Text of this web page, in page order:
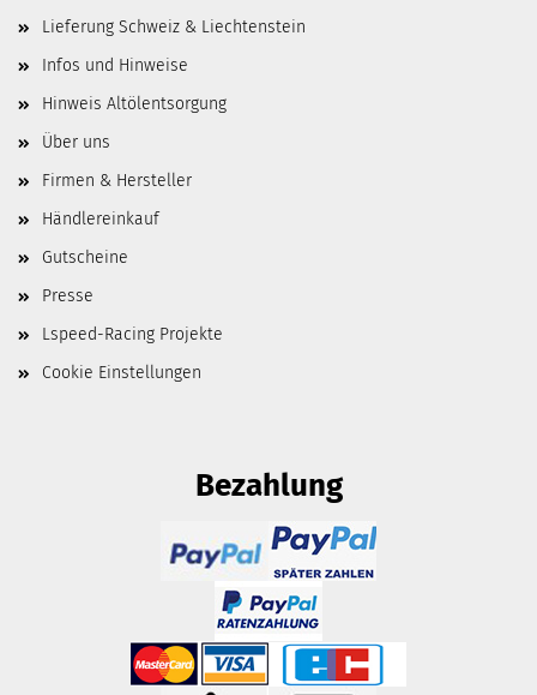
Lieferung Schweiz & Liechtenstein
Infos und Hinweise
Hinweis Altölentsorgung
Über uns
Firmen & Hersteller
Händlereinkauf
Gutscheine
Presse
Lspeed-Racing Projekte
Cookie Einstellungen
Bezahlung